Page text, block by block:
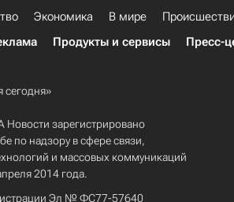
Экономика В мире
Продукты и сервисы Пресс-
Новости зарегистрировано
по надзору в сфере связи,
и массовых коммуникаций
2014 года.
Эл № ФС77-57640